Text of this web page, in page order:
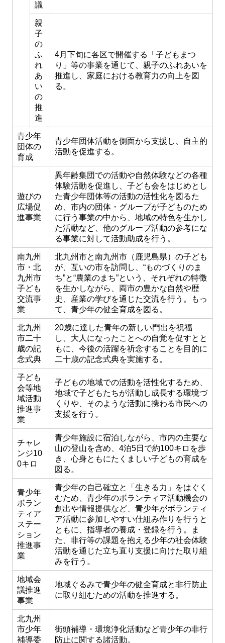
議
親
子
の
ふ
れ
あ
い
の
推
進
4月下旬に各区で開催する「子どもまつ
り」等の事業を通じて、親子のふれあいを
推進し、家庭における教育力の向上を図
る。
青少年
団体の
育成
青少年団体活動を側面から支援し、自主的
活動を促進する。
遊びの
広場促
進事業
異年齢集団での活動や自然体験などの各種
体験活動を促進し、子ども会をはじめとし
た青少年団体等の活動の活性化を図るた
め、市内の団体・グループが子どものため
に行う事業の中から、地域の特色を生かし
た活動など、他のグループ活動の参考にな
る事業に対して活動助成を行う。
南九州
市・北
九州市
子ども
交流事
業
北九州市と南九州市（鹿児島県）の子ども
が、互いの市を訪問し、“ものづくりのま
ち”と“農業のまち”という、それぞれの特徴
を生かしながら、両市の豊かな自然や歴
史、産業の学びを通じた交流を行う。もっ
て、青少年の健全育成を図る。
北九州
市二十
歳の記
念式典
20歳に達した青年の新しい門出を祝福
し、大人になったことへの自覚を促すとと
もに、今後の活躍を祈念することを目的に
二十歳の記念式典を実施する。
子ども
会等地
域活動
推進事
業
子どもの地域での活動を活性化するため、
地域で子どもたちが活動し成長する環境づ
くりや、そのような活動に携わる市民への
支援を行う。
チャレ
ンジ10
0キロ
青少年施設に宿泊しながら、市内の主要な
山の登山を含め、4泊5日で約100キロを歩
き、心身ともにたくましい子どもの育成を
図る。
青少年
ボラン
ティア
ステー
ション
推進事
業
青少年の自己確立と「生きる力」をはぐく
むため、青少年のボランティア活動機会の
創出や情報提供など、青少年がボランティ
ア活動に参加しやすい仕組み作りを行うと
ともに、指導者の養成・登録を行う。ま
た、非行等の課題を抱える少年の社会体験
活動を通じた立ち直り支援に向けた取り組
みを行う。
地域会
議推進
事業
地域ぐるみで青少年の健全育成と非行防止
に取り組むための活動を推進する。
北九州
市少年
補導委
街頭補導・環境浄化活動など青少年の非行
防止に関する諸活動。